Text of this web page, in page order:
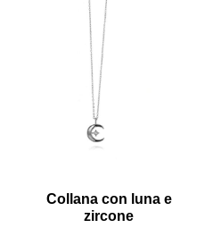
Collana con luna e
zircone